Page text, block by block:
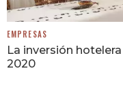
EMPRESAS
La inversión
2020